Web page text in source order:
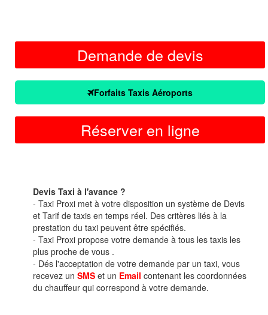
Demande de devis
Forfaits Taxis Aéroports
Réserver en ligne
Devis Taxi à l'avance ?
- Taxi Proxi met à votre disposition un système de Devis
et Tarif de taxis en temps réel. Des critères liés à la
prestation du taxi peuvent être spécifiés.
- Taxi Proxi propose votre demande à tous les taxis les
plus proche de vous .
- Dés l'acceptation de votre demande par un taxi, vous
recevez un SMS et un Email contenant les coordonnées
du chauffeur qui correspond à votre demande.